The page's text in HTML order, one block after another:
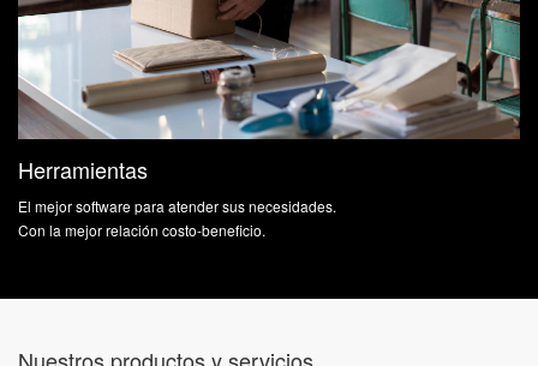
Herramientas
El mejor software para atender sus necesidades.
Con la mejor relación costo-beneficio.